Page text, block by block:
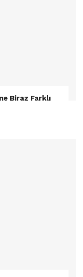
Biraz Farklı